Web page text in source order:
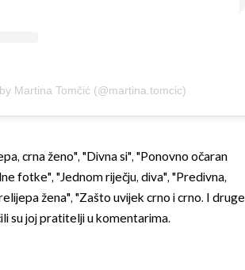
Martina Tomčić (@martina.tomcic)
crna ženo", "Divna si", "Ponovno očaran
fotke", "Jednom riječju, diva", "Predivna,
žena", "Zašto uvijek crno i crno. I druge
su joj pratitelji u komentarima.